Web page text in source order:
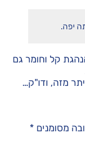
יפה.
קל וחומר גם
מזה, ודו"ק…
מסומנים *